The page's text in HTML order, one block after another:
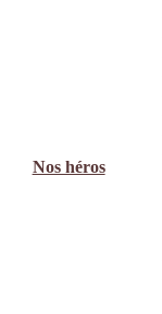
Nos héros